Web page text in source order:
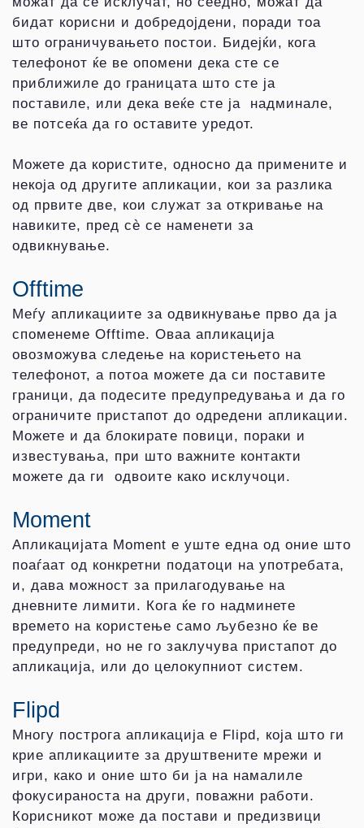
бидат корисни и добредојдени, поради тоа
што ограничувањето постои. Бидејќи, кога
телефонот ќе ве опомени дека сте се
приближиле до границата што сте ја
поставиле, или дека веќе сте ја надминале,
ве потсеќа да го оставите уредот.
Можете да користите, односно да примените и
некоја од другите апликации, кои за разлика
од првите две, кои служат за откривање на
навиките, пред сè се наменети за
одвикнување.
Offtime
Меѓу апликациите за одвикнување прво да ја
споменеме Offtime. Оваа апликација
овозможува следење на користењето на
телефонот, а потоа можете да си поставите
граници, да подесите предупредувања и да го
ограничите пристапот до одредени апликации.
Можете и да блокирате повици, пораки и
известувања, при што важните контакти
можете да ги одвоите како исклучоци.
Moment
Апликацијата Moment е уште една од оние што
поаѓаат од конкретни податоци на употребата,
и, дава можност за прилагодување на
дневните лимити. Кога ќе го надминете
времето на користење само љубезно ќе ве
предупреди, но не го заклучува пристапот до
апликација, или до целокупниот систем.
Flipd
Многу построга апликација е Flipd, која што ги
крие апликациите за друштвените мрежи и
игри, како и оние што би ја на намалиле
фокусираноста на други, поважни работи.
Корисникот може да постави и предизвици